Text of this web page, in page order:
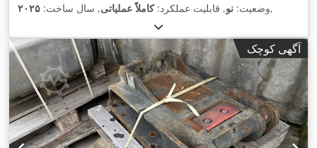
وضعیت: نو, قابلیت عملکرد:کاملاً عملیاتی, سال ساخت: ۲۰۲۵ ,
آگهی کوچک